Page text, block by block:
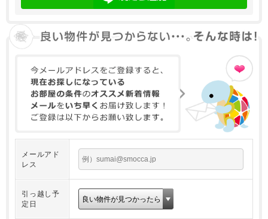
メールアド
レス
引っ越し予
定日